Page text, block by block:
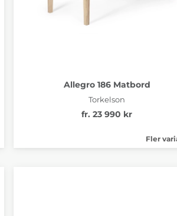
Allegro 186 Matbord
Torkelson
fr. 23 990 kr
Fler